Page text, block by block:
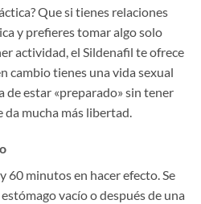
Que si tienes relaciones
y prefieres tomar algo solo
actividad, el Sildenafil te ofrece
cambio tienes una vida sexual
de estar «preparado» sin tener
mucha más libertad.
60 minutos en hacer efecto. Se
vacío o después de una